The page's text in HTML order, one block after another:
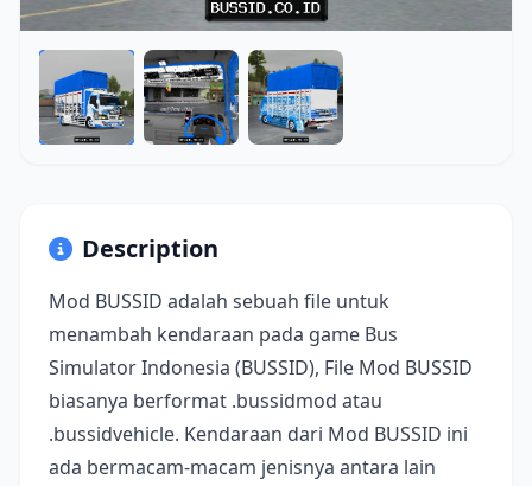
Description
Mod BUSSID adalah sebuah file untuk
menambah kendaraan pada game Bus
Simulator Indonesia (BUSSID), File Mod BUSSID
biasanya berformat .bussidmod atau
.bussidvehicle. Kendaraan dari Mod BUSSID ini
ada bermacam-macam jenisnya antara lain